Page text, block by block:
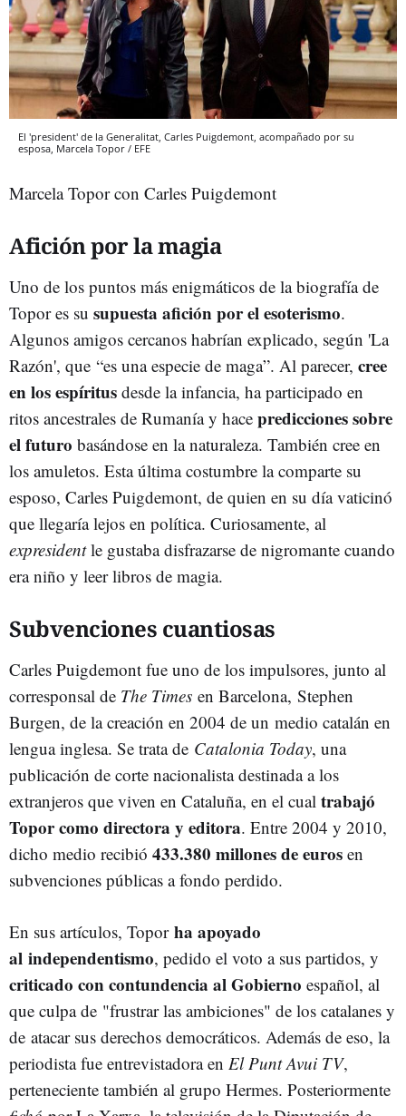
El 'president' de la Generalitat, Carles Puigdemont, acompañado por su
esposa, Marcela Topor / EFE
Marcela Topor con Carles Puigdemont
Afición por la magia
Uno de los puntos más enigmáticos de la biografía de
Topor es su supuesta afición por el esoterismo.
Algunos amigos cercanos habrían explicado, según 'La
Razón', que “es una especie de maga”. Al parecer, cree
en los espíritus desde la infancia, ha participado en
ritos ancestrales de Rumanía y hace predicciones sobre
el futuro basándose en la naturaleza. También cree en
los amuletos. Esta última costumbre la comparte su
esposo, Carles Puigdemont, de quien en su día vaticinó
que llegaría lejos en política. Curiosamente, al
expresidentle gustaba disfrazarse de nigromante cuando
era niño y leer libros de magia.
Subvenciones cuantiosas
Carles Puigdemont fue uno de los impulsores, junto al
corresponsal de The Times en Barcelona, Stephen
Burgen, de la creación en 2004 de un medio catalán en
lengua inglesa. Se trata de Catalonia Today, una
publicación de corte nacionalista destinada a los
extranjeros que viven en Cataluña, en el cual trabajó
Topor como directora y editora. Entre 2004 y 2010,
dicho medio recibió 433.380 millones de euros en
subvenciones públicas a fondo perdido.
En sus artículos, Topor ha apoyado
al independentismo, pedido el voto a sus partidos, y
criticado con contundencia al Gobierno español, al
que culpa de "frustrar las ambiciones" de los catalanes y
de atacar sus derechos democráticos. Además de eso, la
periodista fue entrevistadora en El Punt Avui TV,
perteneciente también al grupo Hermes. Posteriormente